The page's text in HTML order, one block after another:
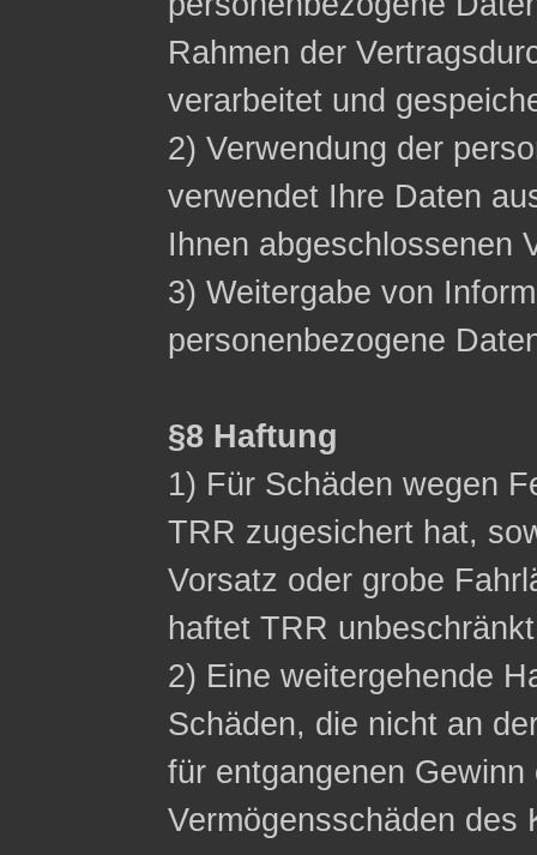
Rahmen der
verarbeitet und
2) Verwendung der
verwendet Ihre Daten
Ihnen abgeschlossenen
3) Weitergabe von
personenbezogene
§8 Haftung
1) Für Schäden wegen
TRR zugesichert hat,
Vorsatz oder grobe
haftet TRR
2) Eine weitergehende
Schäden, die nicht an
für entgangenen Gewinn
Vermögensschäden des